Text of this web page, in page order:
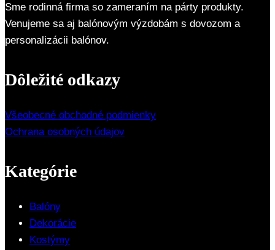
Sme rodinná firma so zameraním na párty produkty.
Venujeme sa aj balónovým výzdobám s dovozom a
personalizácii balónov.
Dôležité odkazy
Všeobecné obchodné podmienky
Ochrana osobných údajov
Kategórie
Balóny
Dekorácie
Kostýmy